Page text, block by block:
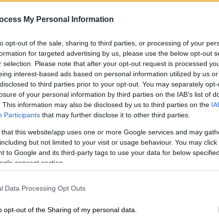
My Personal Information
opt-out of the sale, sharing to third parties, or processing of your
for targeted advertising by us, please use the below opt-out
selection. Please note that after your opt-out request is processed
interest-based ads based on personal information utilized by us
to third parties prior to your opt-out. You may separately
of your personal information by third parties on the IAB’s list of
This information may also be disclosed by us to third parties on the
Participants that may further disclose it to other third parties.
that this website/app uses one or more Google services and may
but not limited to your visit or usage behaviour. You may
to Google and its third-party tags to use your data for below
consent section.
Data Processing Opt Outs
opt-out of the Sharing of my personal data.
που έλαβε για
με το καλύτερο εργασιακό περιβάλλον
by Great Place to Work®), στο
Greece.